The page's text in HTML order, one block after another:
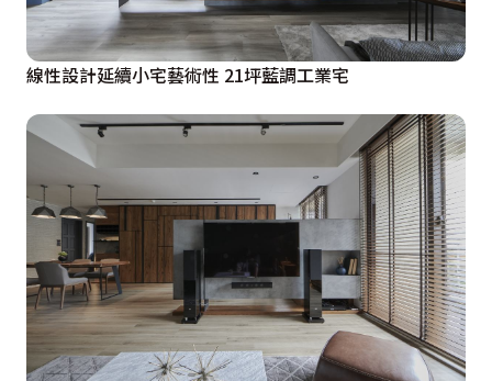
線性設計延續小宅藝術性 21坪藍調工業宅